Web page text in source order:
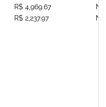
R$ 4,969.67
R$ 2,237.97